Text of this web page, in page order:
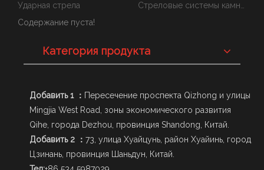
Ударная стрела
Содержание пуста!
Категория продукта
Добавить 1 ： Пересечение проспекта Qizhong и улицы
Mingjia West Road, зоны экономического развития
Qihe, города Dezhou, провинция Shandong, Китай.
Добавить 2 ： 73, улица Хуайцунь, район Хуайинь, город
Цзинань, провинция Шаньдун, Китай.